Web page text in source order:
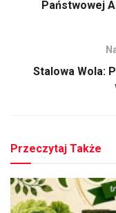
Państwowej
Stalowa Wola:
Przeczytaj Także